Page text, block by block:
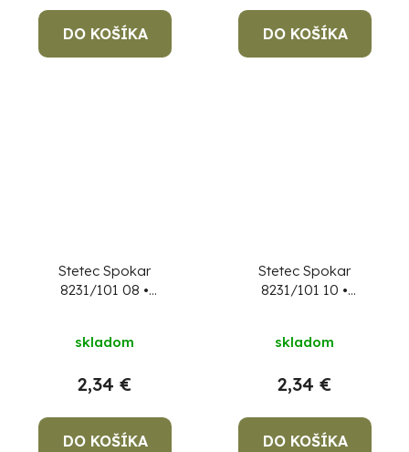
DO KOŠÍKA DO KOŠÍKA
Stetec Spokar
8231/101 08 •
skladom
2,34 €
DO KOŠÍKA
Stetec Spokar
8231/101 10 •
skladom
2,34 €
DO KOŠÍKA